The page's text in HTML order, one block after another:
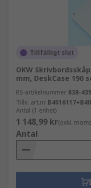
Tillfälligt slut
OKW
mm, DeskCase 190
RS-artikelnummer 838-439
Tillv. art.nr
Antal (1 enhet)
1 148,99 kr(exkl.
Antal